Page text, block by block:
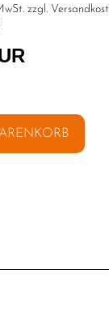
zzgl.